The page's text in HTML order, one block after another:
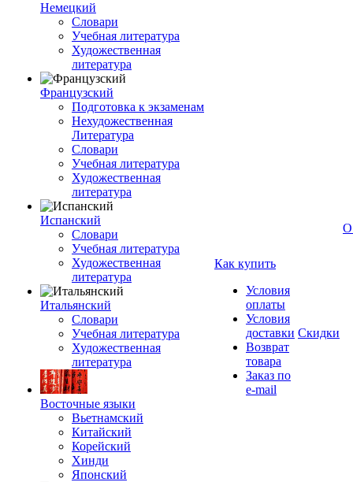
Немецкий
Словари
Учебная литература
Художественная
литература
Французский
Подготовка к экзаменам
Нехудожественная
Литература
Словари
Учебная литература
Художественная
литература
Испанский
Словари
Учебная литература
Художественная
литература
Итальянский
Словари
Учебная литература
Художественная
литература
Восточные языки
Вьетнамский
Китайский
Корейский
Хинди
Японский
Как купить
Условия
оплаты
Условия
доставки
Возврат
товара
Заказ по
e-mail
Скидки
О